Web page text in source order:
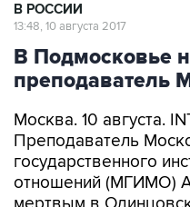
В РОССИИ
13:48, 10 августа 2017
В Подмосковье
преподаватель
Москва. 10 августа.
Преподаватель
государственного
отношений (МГИМО)